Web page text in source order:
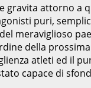
attorno a
puri,
meraviglioso
della
atleti ed il
capace di